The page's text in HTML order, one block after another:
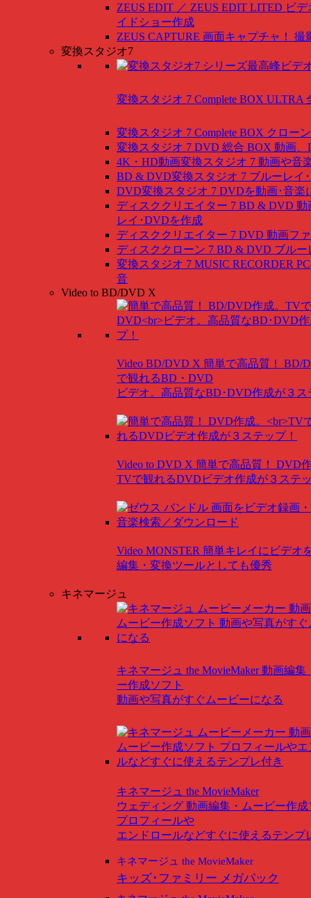
ZEUS EDIT ／ ZEUS EDIT LITED ビ
イドショー作成
ZEUS CAPTURE 画面キャプチャ！ 撮
変換スタジオ7
変換スタジオ 7 Complete BOX ULTRA
変換スタジオ 7 Complete BOX クロー
変換スタジオ 7 DVD 総合 BOX 動画、
4K・HD動画変換スタジオ 7 動画や音
BD & DVD変換スタジオ 7 ブルーレイ
DVD変換スタジオ 7 DVDを動画･音楽
ディスククリエイター 7 BD & DVD 動
レイ･DVDを作成
ディスククリエイター 7 DVD 動画フ
ディスククローン 7 BD & DVD ブルー
変換スタジオ 7 MUSIC RECORDER
音
Video to BD/DVD X
Video BD/DVD X 簡単で高品質！ BD/
で観れるBD・DVD
ビデオ。高品質なBD･DVD作成が３ス
Video to DVD X 簡単で高品質！ DVD
TVで観れるDVDビデオ作成が３ステ
Video MONSTER 簡単キレイにビデオ
編集・変換ツールとしても優秀
キネマージュ
キネマージュ the MovieMaker 動画編集
ー作成ソフト
動画や写真がすぐムービーになる
キネマージュ the MovieMaker
ウェディング 動画編集・ムービー作成
プロフィールや
エンドロールなどすぐに使えるテンプ
キネマージュ the MovieMaker
キッズ･ファミリー メガパック